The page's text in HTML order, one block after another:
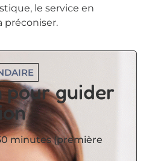
le service en
préconiser.
pour guider
minutes (première